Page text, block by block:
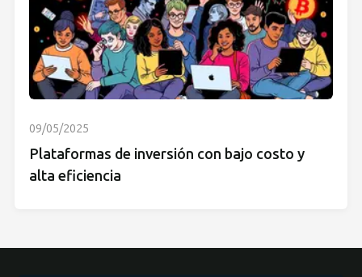
09/05/2025
Plataformas de inversión con bajo costo y
alta eficiencia